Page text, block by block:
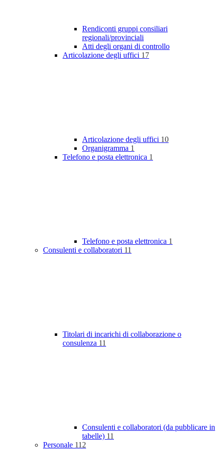
Rendiconti gruppi consiliari
regionali/provinciali
Atti degli organi di controllo
Articolazione degli uffici 17
Articolazione degli uffici 10
Organigramma 1
Telefono e posta elettronica 1
Telefono e posta elettronica 1
Consulenti e collaboratori 11
Titolari di incarichi di collaborazione o
consulenza 11
Consulenti e collaboratori (da pubblicare in
tabelle) 11
Personale 112